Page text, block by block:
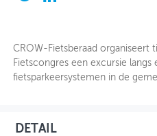
THEMASITES
MIJN PROFIEL
CROW-Fietsberaad organiseert
Fietscongres een excursie langs
fietsparkeersystemen in de
DETAIL